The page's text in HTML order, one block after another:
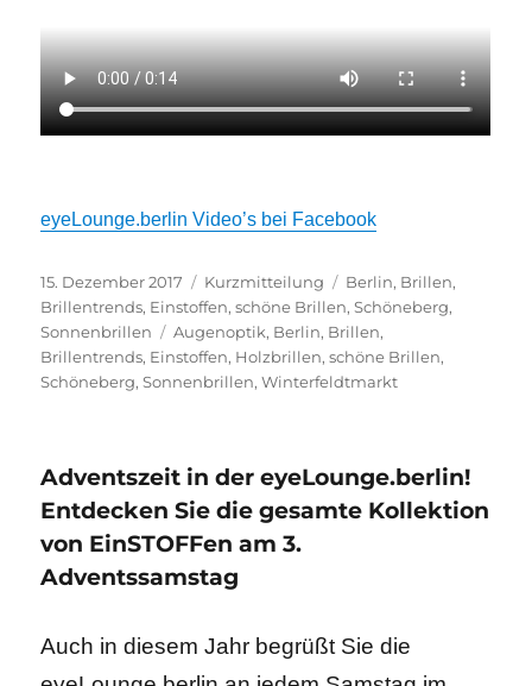
eyeLounge.berlin Video’s bei Facebook
Veröffentlicht
am
15. Dezember 2017 Format
Kurzmitteilung Kategorien
Berlin, Brillen,
Brillentrends, Einstoffen,schöne Brillen,Schöneberg,
Sonnenbrillen
Schlagwörter
Augenoptik, Berlin, Brillen,
Brillentrends, Einstoffen, Holzbrillen,schöne Brillen,
Schöneberg,Sonnenbrillen,Winterfeldtmarkt
Adventszeit in der eyeLounge.berlin!
Entdecken Sie die gesamte Kollektion
von EinSTOFFen am 3.
Adventssamstag
Auch in diesem Jahr begrüßt Sie die